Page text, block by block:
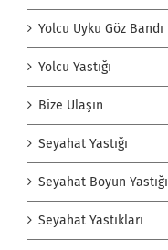
Yolcu Uyku Göz Bandı
Yolcu Yastığı
Bize Ulaşın
Seyahat Yastığı
Seyahat Boyun Yastığı
Seyahat Yastıkları